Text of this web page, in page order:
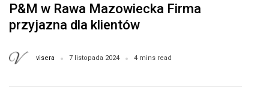
P&M w Rawa Mazowiecka Firma
przyjazna dla klientów
visera 7 listopada 2024 4 mins read